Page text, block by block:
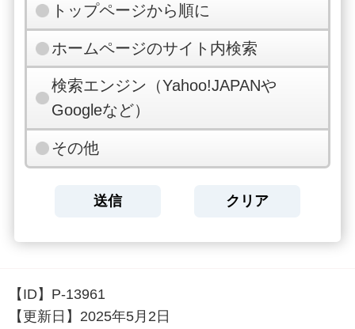
トップページから順に
ホームページのサイト内検索
検索エンジン（Yahoo!JAPANや
Googleなど）
その他
【ID】 P-13961
【更新日】 2025年5月2日